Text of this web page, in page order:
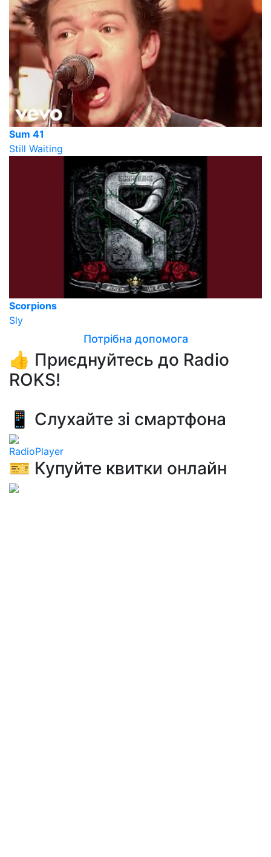
Sum 41
Still Waiting
Scorpions
Sly
Потрібна допомога
👍 Приєднуйтесь до Radio
ROKS!
📱 Слухайте зі смартфона
RadioPlayer
🎫 Купуйте квитки онлайн